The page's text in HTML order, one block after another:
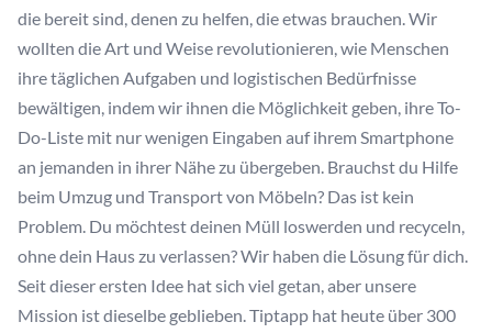
die bereit sind, denen zu helfen, die etwas brauchen. Wir
wollten die Art und Weise revolutionieren, wie Menschen
ihre täglichen Aufgaben und logistischen Bedürfnisse
bewältigen, indem wir ihnen die Möglichkeit geben, ihre To-
Do-Liste mit nur wenigen Eingaben auf ihrem Smartphone
an jemanden in ihrer Nähe zu übergeben. Brauchst du Hilfe
beim Umzug und Transport von Möbeln? Das ist kein
Problem. Du möchtest deinen Müll loswerden und recyceln,
ohne dein Haus zu verlassen? Wir haben die Lösung für dich.
Seit dieser ersten Idee hat sich viel getan, aber unsere
Mission ist dieselbe geblieben. Tiptapp hat heute über 300